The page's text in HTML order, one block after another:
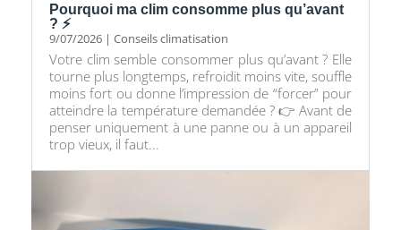
Pourquoi ma clim consomme plus qu’avant
? ⚡
9/07/2026 | Conseils climatisation
Votre clim semble consommer plus qu’avant ? Elle
tourne plus longtemps, refroidit moins vite, souffle
moins fort ou donne l’impression de “forcer” pour
atteindre la température demandée ? 👉 Avant de
penser uniquement à une panne ou à un appareil
trop vieux, il faut...